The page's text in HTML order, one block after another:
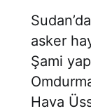
asker
Şami
Hava